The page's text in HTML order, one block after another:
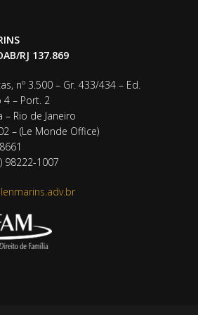
RJ 137.869
nº 3.500 – Gr. 433/434 – Ed.
– Port. 2
– Rio de Janeiro
– (Le Monde Office)
98222-1007